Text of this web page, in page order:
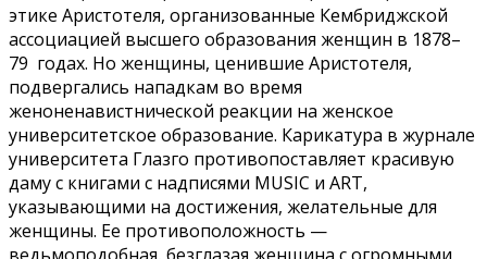
этике Аристотеля, организованные Кембриджской
ассоциацией высшего образования женщин в 1878–
79 годах. Но женщины, ценившие Аристотеля,
подвергались нападкам во время
женоненавистнической реакции на женское
университетское образование. Карикатура в журнале
университета Глазго противопоставляет красивую
даму с книгами с надписями MUSIC и ART,
указывающими на достижения, желательные для
женщины. Ее противоположность —